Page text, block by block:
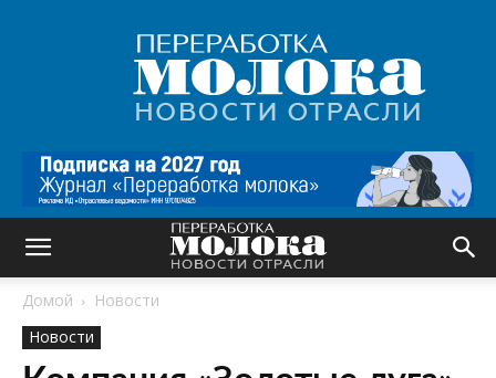
Переработка
молока
|
Новости
Домой
Новости
Новости